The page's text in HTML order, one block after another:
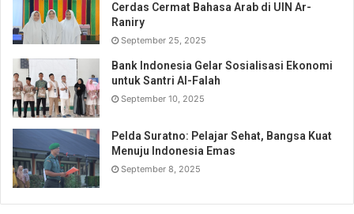
Cerdas Cermat Bahasa Arab di UIN Ar-
Raniry
September 25, 2025
Bank Indonesia Gelar Sosialisasi Ekonomi
untuk Santri Al-Falah
September 10, 2025
Pelda Suratno: Pelajar Sehat, Bangsa Kuat
Menuju Indonesia Emas
September 8, 2025